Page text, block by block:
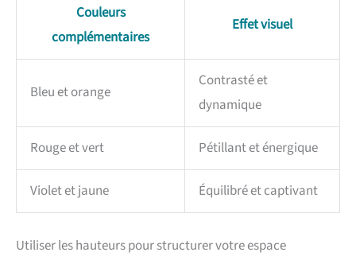
Couleurs
complémentaires
Effet visuel
Bleu et orange
Contrasté et
dynamique
Rouge et vert Pétillant et énergique
Violet et jaune Équilibré et captivant
Utiliser les hauteurs pour structurer votre espace